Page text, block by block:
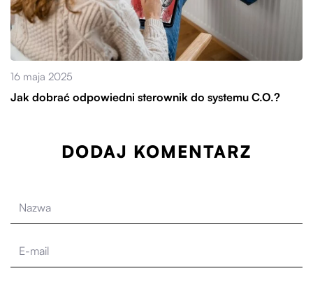
16 maja 2025
Jak dobrać odpowiedni sterownik do systemu C.O.?
DODAJ KOMENTARZ